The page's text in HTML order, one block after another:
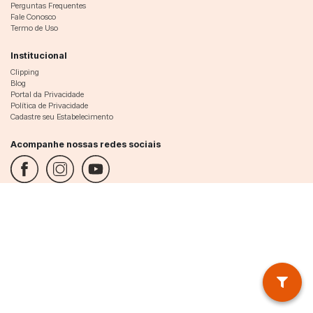
Perguntas Frequentes
Fale Conosco
Termo de Uso
Institucional
Clipping
Blog
Portal da Privacidade
Política de Privacidade
Cadastre seu Estabelecimento
Acompanhe nossas redes sociais